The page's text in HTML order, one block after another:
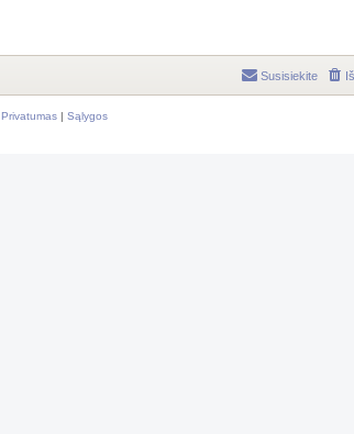
Susisiekite
Privatumas | Sąlygos